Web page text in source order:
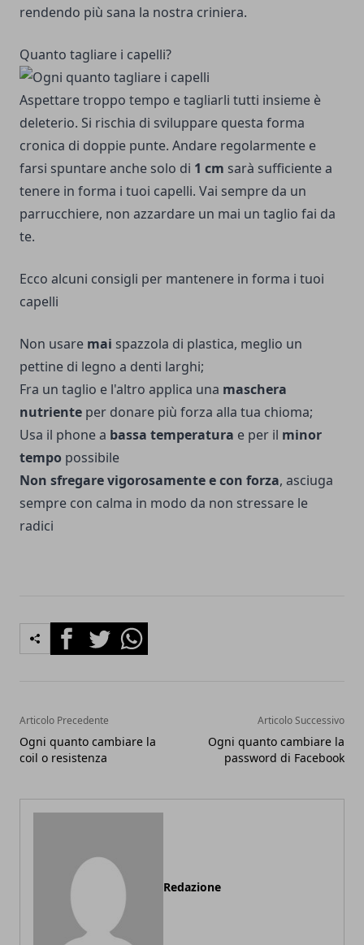
rendendo più sana la nostra criniera.
Quanto tagliare i capelli?
Aspettare troppo tempo e tagliarli tutti insieme è
deleterio. Si rischia di sviluppare questa forma
cronica di doppie punte. Andare regolarmente e
farsi spuntare anche solo di 1 cm sarà sufficiente a
tenere in forma i tuoi capelli. Vai sempre da un
parrucchiere, non azzardare un mai un taglio fai da
te.
Ecco alcuni consigli per mantenere in forma i tuoi
capelli
Non usare mai spazzola di plastica, meglio un
pettine di legno a denti larghi;
Fra un taglio e l'altro applica una maschera
nutriente per donare più forza alla tua chioma;
Usa il phone a bassa temperatura e per il minor
tempo possibile
Non sfregare vigorosamente e con forza, asciuga
sempre con calma in modo da non stressare le
radici
FacebookTwitterWhatsapp
Articolo Precedente
Ogni quanto cambiare la
coil o resistenza
Articolo Successivo
Ogni quanto cambiare la
password di Facebook
Redazione